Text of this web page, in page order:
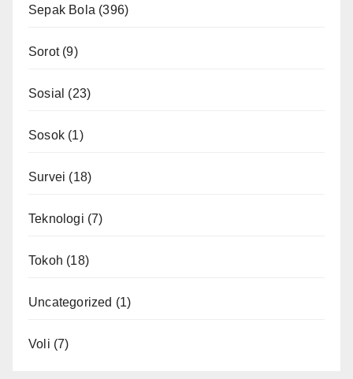
Sepak Bola (396)
Sorot(9)
Sosial (23)
Sosok (1)
Survei (18)
Teknologi (7)
Tokoh (18)
Uncategorized (1)
Voli (7)